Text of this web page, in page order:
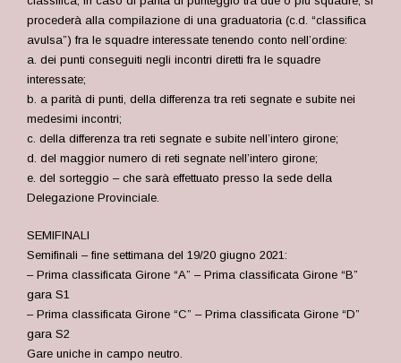
procederà alla compilazione di una graduatoria (c.d. “classifica
avulsa”) fra le squadre interessate tenendo conto nell’ordine:
a. dei punti conseguiti negli incontri diretti fra le squadre
interessate;
b. a parità di punti, della differenza tra reti segnate e subite nei
medesimi incontri;
c. della differenza tra reti segnate e subite nell’intero girone;
d. del maggior numero di reti segnate nell’intero girone;
e. del sorteggio – che sarà effettuato presso la sede della
Delegazione Provinciale.
SEMIFINALI
Semifinali – fine settimana del 19/20 giugno 2021:
– Prima classificata Girone “A” – Prima classificata Girone “B”
gara S1
– Prima classificata Girone “C” – Prima classificata Girone “D”
gara S2
Gare uniche in campo neutro.